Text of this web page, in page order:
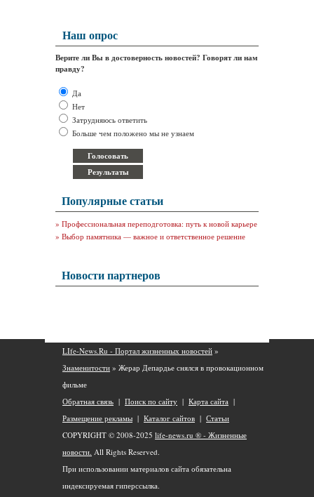
Наш опрос
Верите ли Вы в достоверность новостей? Говорят ли нам
правду?
Да
Нет
Затрудняюсь ответить
Больше чем положено мы не узнаем
Популярные статьи
» Профессиональная переподготовка: путь к новой карьере
» Выбор памятника — важное и ответственное решение
Новости партнеров
LIfe-News.Ru - Портал жизненных новостей »
Знаменитости » Жерар Депардье снялся в провокационном
фильме
Обратная связь | Поиск по сайту | Карта сайта |
Размещение рекламы | Каталог сайтов | Статьи
COPYRIGHT © 2008-2025 life-news.ru ® - Жизненные
новости. All Rights Reserved.
При использовании материалов сайта обязательна
индексируемая гиперссылка.